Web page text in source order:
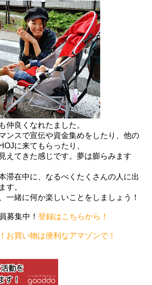
仲良くなれたました。
ンスで宣伝や資金集めをしたり、他の
に来てもらったり、
えてきた感じです。夢は膨らみます
滞在中に、なるべくたくさんの人に出
す。
一緒に何か楽しいことをしましょう！
募集中！登録はこちらから！
お買い物は便利なアマゾンで！